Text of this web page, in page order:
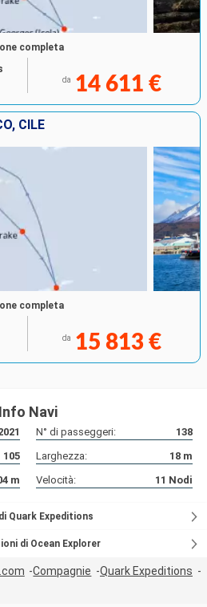
completa
da 14 611 €
CILE
completa
da 15 813 €
Info Navi
N° di passeggeri:
138
105 Larghezza: 18 m
m Velocità: 11 Nodi
Quark Expeditions
di Ocean Explorer
Compagnie
Quark Expeditions